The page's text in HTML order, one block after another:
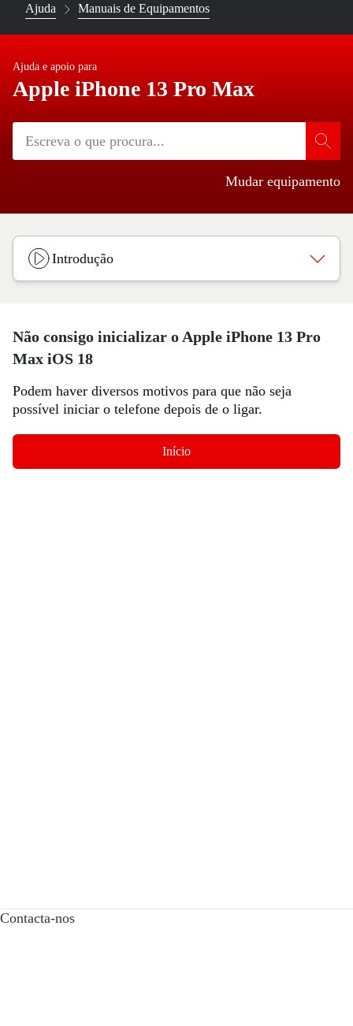
Ajuda Manuais de Equipamentos
Ajuda e apoio para
Apple iPhone 13 Pro Max
Mudar equipamento
Introdução
Não consigo inicializar o Apple iPhone 13 Pro
Max iOS 18
Podem haver diversos motivos para que não seja
possível iniciar o telefone depois de o ligar.
Início
Contacta-nos